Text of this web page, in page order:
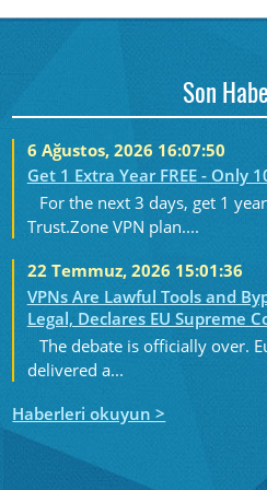
Son
6 Ağustos, 2026 16:07:50
Get 1 Extra Year FREE - Only
For the next 3 days, get 1
Trust.Zone VPN plan....
22 Temmuz, 2026 15:01:36
VPNs Are Lawful Tools and
Legal, Declares EU Supreme
The debate is officially over.
delivered a...
Haberleri okuyun >